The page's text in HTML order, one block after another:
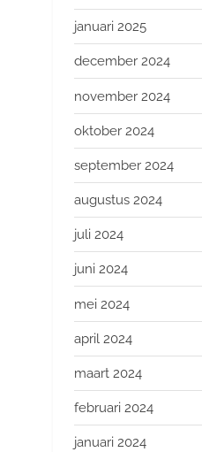
januari 2025
december 2024
november 2024
oktober 2024
september 2024
augustus 2024
juli 2024
juni 2024
mei 2024
april 2024
maart 2024
februari 2024
januari 2024